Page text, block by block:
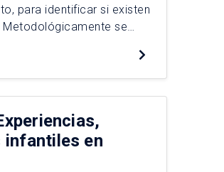
para identificar si existen
se
infantiles en